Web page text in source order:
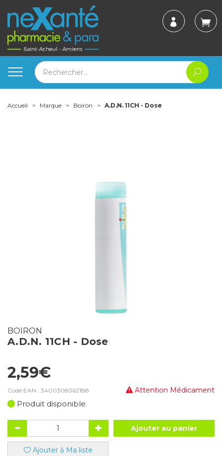
Accueil Marque Boiron A.D.N. 11CH - Dose
BOIRON
A.D.N. 11CH - Dose
2,59€
Attention Médicament
Code EAN : 3400308362188
Produit disponible
Ajouter au panier
Ajouter à Ma liste